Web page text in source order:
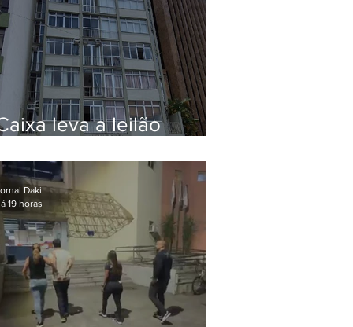
leva a leilão
em Botafogo
Daki
19 horas